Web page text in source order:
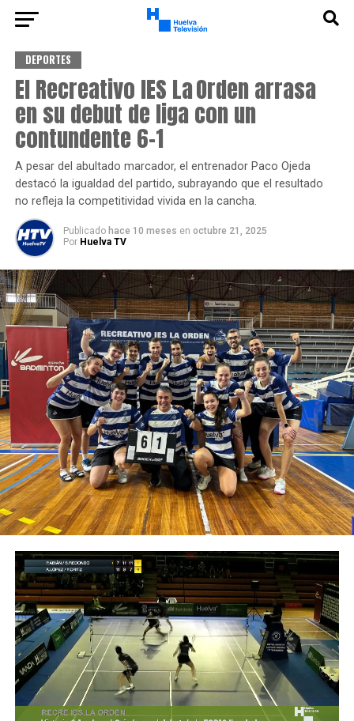
DEPORTES
El Recreativo IES La Orden arrasa
en su debut de liga con un
contundente 6-1
A pesar del abultado marcador, el entrenador Paco Ojeda
destacó la igualdad del partido, subrayando que el resultado
no refleja la competitividad vivida en la cancha.
Publicado hace 10 meses en octubre 21, 2025
Por Huelva TV